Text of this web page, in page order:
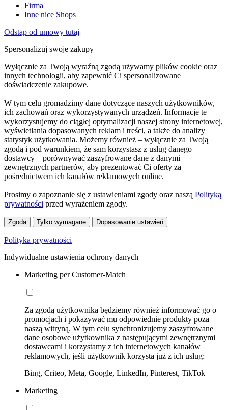
Firma
Inne nice Shops
Odstąp od umowy tutaj
Spersonalizuj swoje zakupy
Wyłącznie za Twoją wyraźną zgodą używamy plików cookie oraz
innych technologii, aby zapewnić Ci spersonalizowane
doświadczenie zakupowe.
W tym celu gromadzimy dane dotyczące naszych użytkowników,
ich zachowań oraz wykorzystywanych urządzeń. Informacje te
wykorzystujemy do ciągłej optymalizacji naszej strony internetowej,
wyświetlania dopasowanych reklam i treści, a także do analizy
statystyk użytkowania. Możemy również – wyłącznie za Twoją
zgodą i pod warunkiem, że sam korzystasz z usług danego
dostawcy – porównywać zaszyfrowane dane z danymi
zewnętrznych partnerów, aby prezentować Ci oferty za
pośrednictwem ich kanałów reklamowych online.
Prosimy o zapoznanie się z ustawieniami zgody oraz naszą Polityką
prywatności przed wyrażeniem zgody.
Zgoda Tylko wymagane Dopasowanie ustawień
Polityka prywatności
Indywidualne ustawienia ochrony danych
Marketing per Customer-Match
Za zgodą użytkownika będziemy również informować go o
promocjach i pokazywać mu odpowiednie produkty poza
naszą witryną. W tym celu synchronizujemy zaszyfrowane
dane osobowe użytkownika z następującymi zewnętrznymi
dostawcami i korzystamy z ich internetowych kanałów
reklamowych, jeśli użytkownik korzysta już z ich usług:
Bing, Criteo, Meta, Google, LinkedIn, Pinterest, TikTok
Marketing